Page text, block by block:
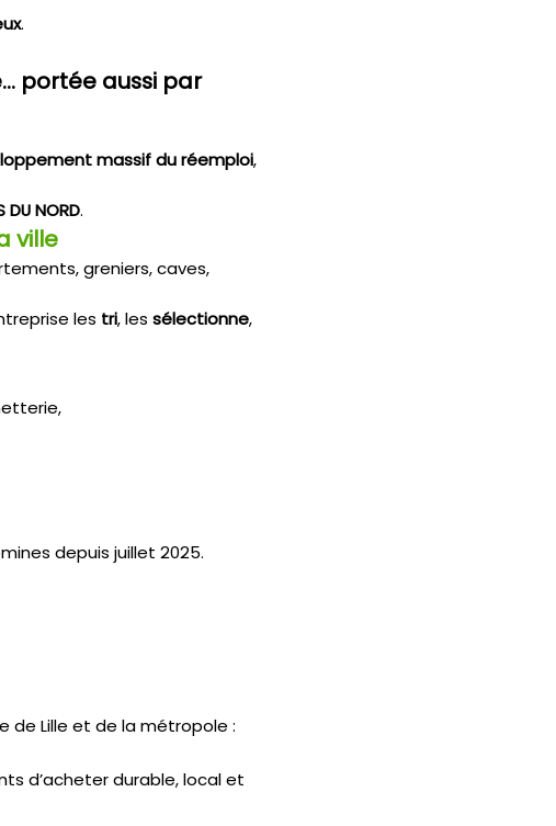
.
portée aussi par
massif du réemploi,
DU NORD.
ville
greniers, caves,
les tri, les sélectionne,
depuis juillet 2025.
de Lille et de la métropole :
d’acheter durable, local et